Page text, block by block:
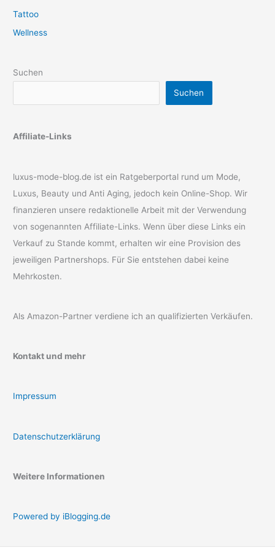
Tattoo
Wellness
Suchen
Suchen
Affiliate-Links
luxus-mode-blog.de ist ein Ratgeberportal rund um Mode,
Luxus, Beauty und Anti Aging, jedoch kein Online-Shop. Wir
finanzieren unsere redaktionelle Arbeit mit der Verwendung
von sogenannten Affiliate-Links. Wenn über diese Links ein
Verkauf zu Stande kommt, erhalten wir eine Provision des
jeweiligen Partnershops. Für Sie entstehen dabei keine
Mehrkosten.
Als Amazon-Partner verdiene ich an qualifizierten Verkäufen.
Kontakt und mehr
Impressum
Datenschutzerklärung
Weitere Informationen
Powered by iBlogging.de